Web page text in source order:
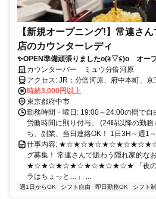
【新規オープニング!】常連さ
店のカウンターレディ
✨OPEN準備頑張りましたo(≧▽≦)o オー
軽なマスターのお手伝い♪
カウンターバー ミュウ分倍河原
アクセス: JR：分倍河原、府中本町
時給3,000円以上
東京都府中市
勤務時間・曜日: 19:00～24:00の間で
労働時間に則り付与。 (24時以降の勤
ち、副業、当日連絡OK！ 1日3H～週1
仕事内容: ★☆★☆★☆★☆★☆★☆★☆★
グ募集！ 常連さんで賑わう隠れ家的な
★☆★☆★☆★☆★☆★☆★☆★ 「夜の仕事
ラはちょっと…」 ...
週1日からOK シフト自由 即日勤務OK シフト制